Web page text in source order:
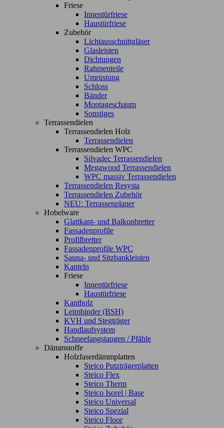
Friese
Innentürfriese
Haustürfriese
Zubehör
Lichtausschnittgläser
Glasleisten
Dichtungen
Rahmenteile
Umrüstung
Schloss
Bänder
Montageschaum
Sonstiges
Terrassendielen
Terrassendielen Holz
Terrassendielen
Terrassendielen WPC
Silvadec Terrassendielen
Megawood Terrassendielen
WPC massiv Terrassendielen
Terrassendielen Resysta
Terrassendielen Zubehör
NEU: Terrassenplaner
Hobelware
Glattkant- und Balkonbretter
Fassadenprofile
Profilbretter
Fassadenprofile WPC
Sauna- und Sitzbankleisten
Kanteln
Friese
Innentürfriese
Haustürfriese
Kantholz
Leimbinder (BSH)
KVH und Stegträger
Handlaufsystem
Schneefangstangen / Pfähle
Dämmstoffe
Holzfaserdämmplatten
Steico Putzträgerplatten
Steico Flex
Steico Therm
Steico Isorel | Base
Steico Universal
Steico Spezial
Steico Floor